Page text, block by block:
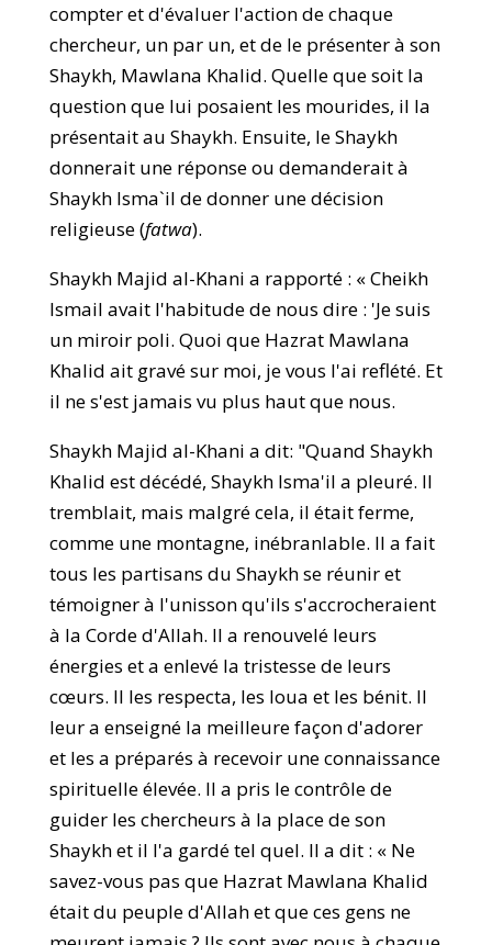
compter et d'évaluer l'action de chaque
chercheur, un par un, et de le présenter à son
Shaykh, Mawlana Khalid. Quelle que soit la
question que lui posaient les mourides, il la
présentait au Shaykh. Ensuite, le Shaykh
donnerait une réponse ou demanderait à
Shaykh Isma`il de donner une décision
religieuse (fatwa).
Shaykh Majid al-Khani a rapporté : « Cheikh
Ismail avait l'habitude de nous dire : 'Je suis
un miroir poli. Quoi que Hazrat Mawlana
Khalid ait gravé sur moi, je vous l'ai reflété. Et
il ne s'est jamais vu plus haut que nous.
Shaykh Majid al-Khani a dit: "Quand Shaykh
Khalid est décédé, Shaykh Isma'il a pleuré. Il
tremblait, mais malgré cela, il était ferme,
comme une montagne, inébranlable. Il a fait
tous les partisans du Shaykh se réunir et
témoigner à l'unisson qu'ils s'accrocheraient
à la Corde d'Allah. Il a renouvelé leurs
énergies et a enlevé la tristesse de leurs
cœurs. Il les respecta, les loua et les bénit. Il
leur a enseigné la meilleure façon d'adorer
et les a préparés à recevoir une connaissance
spirituelle élevée. Il a pris le contrôle de
guider les chercheurs à la place de son
Shaykh et il l'a gardé tel quel. Il a dit : « Ne
savez-vous pas que Hazrat Mawlana Khalid
était du peuple d'Allah et que ces gens ne